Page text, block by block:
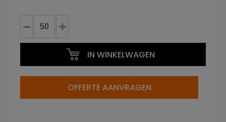
Nestbare
Stapelbak
60x40x17cm
IN WINKELWAGEN
OFFERTE AANVRAGEN